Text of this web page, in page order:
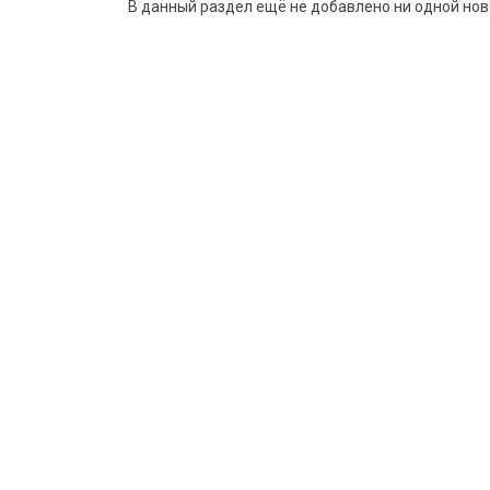
В данный раздел ещё не добавлено ни одной